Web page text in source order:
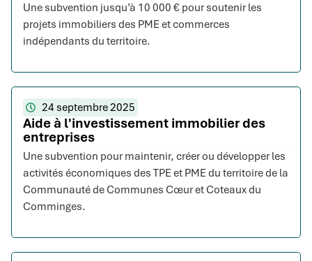
Une subvention jusqu’à 10 000 € pour soutenir les
projets immobiliers des PME et commerces
indépendants du territoire.
24 septembre 2025
Aide à l'investissement immobilier des
entreprises
Une subvention pour maintenir, créer ou développer les
activités économiques des TPE et PME du territoire de la
Communauté de Communes Cœur et Coteaux du
Comminges.